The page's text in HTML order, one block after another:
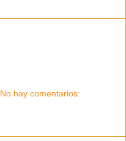
No hay comentarios: